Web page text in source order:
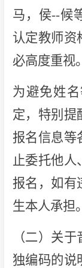
马，侯--候
认定教师资
必高度重视。
为避免姓
定，特别提
报名信息等
止委托他人
报名，如有
生本人承担。
（二）关
独编码的说